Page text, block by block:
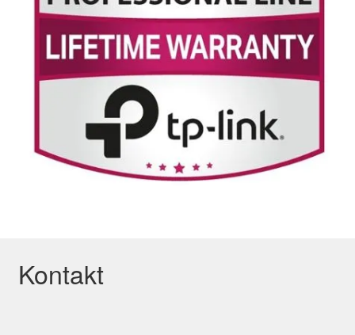
Kontakt